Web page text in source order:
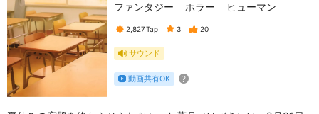
ファンタジー
ホラー ヒューマン
2,827Tap 3 20
サウンド
動画共有OK